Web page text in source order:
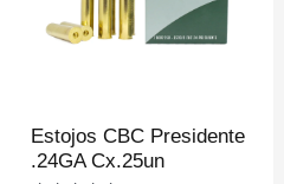
Estojos CBC Presidente
.24GA Cx.25un